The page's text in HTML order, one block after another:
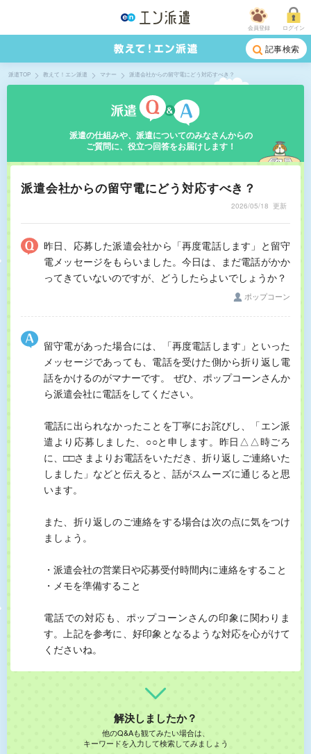
会員登録 ログイン
記事検索
派遣TOP 教えて！エン派遣 マナー 派遣会社からの留守電にどう対応すべき？
派遣の仕組みや、派遣についてのみなさんからの
ご質問に、役立つ回答をお届けします！
派遣会社からの留守電にどう対応すべき？
2026/05/18 更新
昨日、応募した派遣会社から「再度電話します」と留守
電メッセージをもらいました。今日は、まだ電話がかか
ってきていないのですが、どうしたらよいでしょうか？
ポップコーン
留守電があった場合には、「再度電話します」といった
メッセージであっても、電話を受けた側から折り返し電
話をかけるのがマナーです。 ぜひ、ポップコーンさんか
ら派遣会社に電話をしてください。
電話に出られなかったことを丁寧にお詫びし、「エン派
遣より応募しました、○○と申します。昨日△△時ごろ
に、□□さまよりお電話をいただき、折り返しご連絡いた
しました」などと伝えると、話がスムーズに通じると思
います。
また、折り返しのご連絡をする場合は次の点に気をつけ
ましょう。
・派遣会社の営業日や応募受付時間内に連絡をすること
・メモを準備すること
電話での対応も、ポップコーンさんの印象に関わりま
す。上記を参考に、好印象となるような対応を心がけて
くださいね。
解決しましたか？
他のQ&Aも観てみたい場合は、
キーワードを入力して検索してみましょう